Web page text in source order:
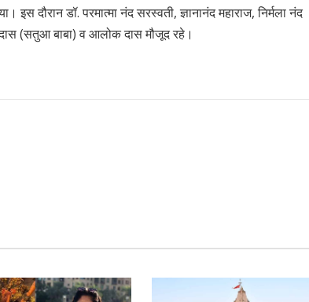
दौरान डॉ. परमात्मा नंद सरस्वती, ज्ञानानंद महाराज, निर्मला नंद
(सतुआ बाबा) व आलोक दास मौजूद रहे।